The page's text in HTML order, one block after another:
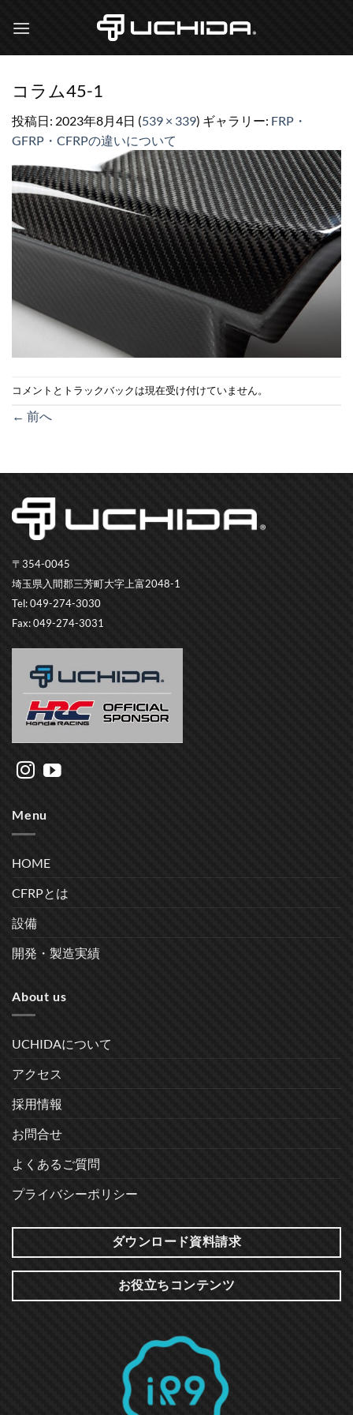
コラム45-1
投稿日: 2023年8月4日 (539 × 339) ギャラリー: FRP・
GFRP・CFRPの違いについて
コメントとトラックバックは現在受け付けていません。
← 前へ
〒354-0045
埼玉県入間郡三芳町大字上富2048-1
Tel: 049-274-3030
Fax: 049-274-3031
Menu
HOME
CFRPとは
設備
開発・製造実績
About us
UCHIDAについて
アクセス
採用情報
お問合せ
よくあるご質問
プライバシーポリシー
ダウンロード資料請求
お役立ちコンテンツ